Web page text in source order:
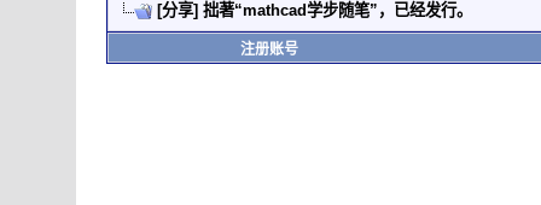
[分享] 拙著“mathcad学步随笔”，已经发行。
注册账号